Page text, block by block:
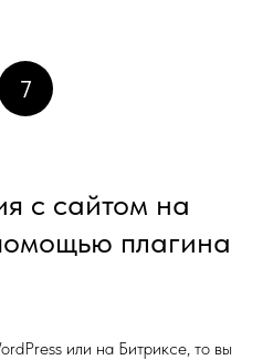
7
с сайтом на
плагина
или на Битриксе, то вы